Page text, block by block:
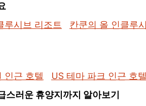
루시브 리조트 칸쿤의 올 인클루
인근 호텔 US 테마 파크 인근 호텔
스러운 휴양지까지 알아보기